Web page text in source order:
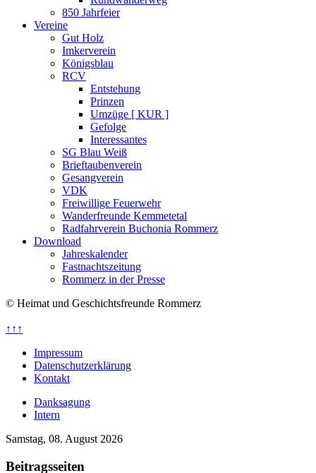
850 Jahrfeier
Vereine
Gut Holz
Imkerverein
Königsblau
RCV
Entstehung
Prinzen
Umzüge [ KUR ]
Gefolge
Interessantes
SG Blau Weiß
Brieftaubenverein
Gesangverein
VDK
Freiwillige Feuerwehr
Wanderfreunde Kemmetetal
Radfahrverein Buchonia Rommerz
Download
Jahreskalender
Fastnachtszeitung
Rommerz in der Presse
© Heimat und Geschichtsfreunde Rommerz
↑↑↑
Impressum
Datenschutzerklärung
Kontakt
Danksagung
Intern
Samstag, 08. August 2026
Beitragsseiten